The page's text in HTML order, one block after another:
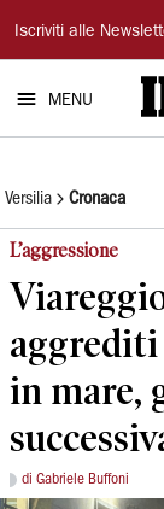
Il
Tirreno
Iscriviti alle
MENU
Versilia Cronaca
L’aggressione
aggrediti
in mare,
di Gabriele Buffoni